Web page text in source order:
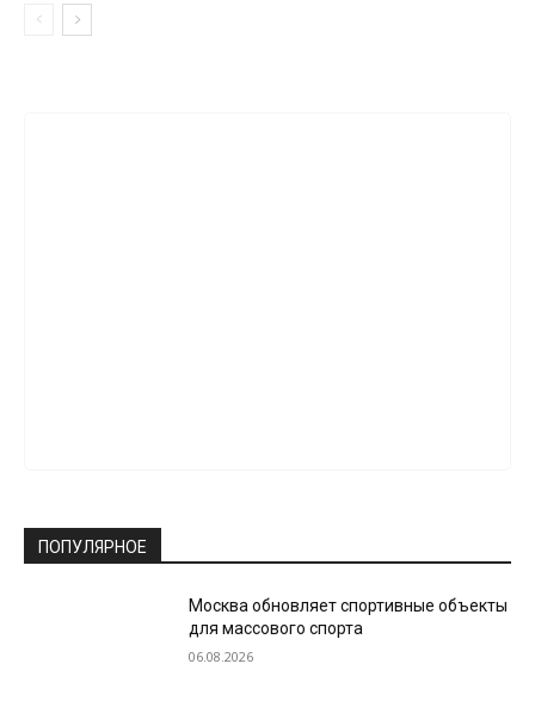
ПОПУЛЯРНОЕ
Москва обновляет спортивные объекты
для массового спорта
06.08.2026